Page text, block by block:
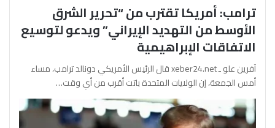
ترامب: أمريكا تقترب من “تحرير الشرق
الأوسط من التهديد الإيراني” ويدعو لتوسيع
الاتفاقات الإبراهيمية
آفرين علو ـ xeber24.net قال الرئيس الأمريكي دونالد ترامب، مساء
أمس الجمعة، إن الولايات المتحدة باتت أقرب من أي وقت…